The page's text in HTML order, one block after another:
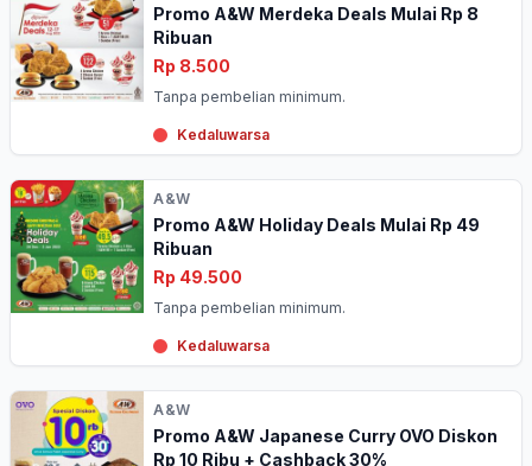
Promo A&W Merdeka Deals Mulai Rp 8
Ribuan
Rp 8.500
Tanpa pembelian minimum.
Kedaluwarsa
A&W
Promo A&W Holiday Deals Mulai Rp 49
Ribuan
Rp 49.500
Tanpa pembelian minimum.
Kedaluwarsa
A&W
Promo A&W Japanese Curry OVO Diskon
Rp 10 Ribu + Cashback 30%